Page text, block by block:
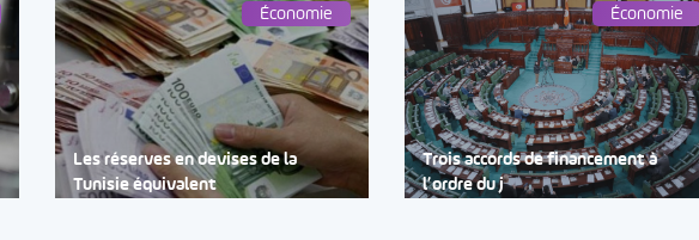
Économie
Les réserves en devises de la
Tunisie équivalent
Économie
Trois accords de financement à
l’ordre du j